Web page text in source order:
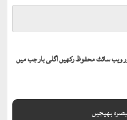
ویب سائٹ محفوظ رکھیں اگلی بار جب میں